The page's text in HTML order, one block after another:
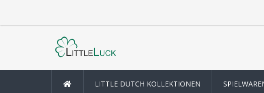
LITTLE DUTCH KOLLEKTIONEN